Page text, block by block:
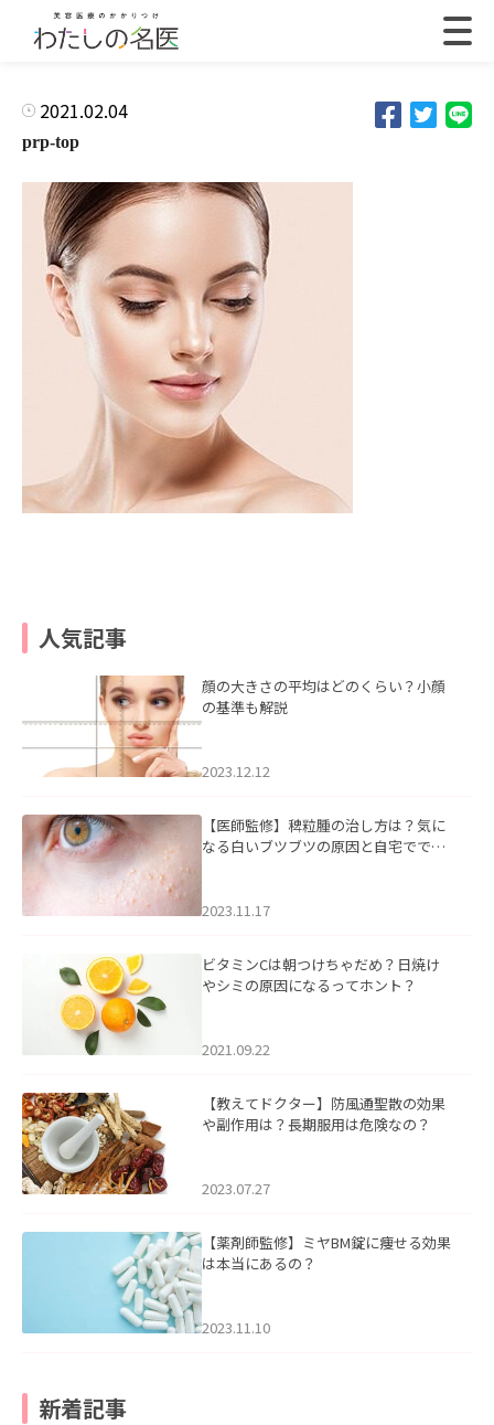
2021.02.04
prp-top
人気記事
顔の大きさの平均はどのくらい？小顔
の基準も解説
2023.12.12
【医師監修】稗粒腫の治し方は？気に
なる白いブツブツの原因と自宅ででき
2023.11.17
ビタミンCは朝つけちゃだめ？日焼け
やシミの原因になるってホント？
2021.09.22
【教えてドクター】防風通聖散の効果
や副作用は？長期服用は危険なの？
2023.07.27
【薬剤師監修】ミヤBM錠に痩せる効果
は本当にあるの？
2023.11.10
新着記事